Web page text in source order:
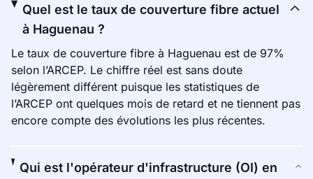
Quel est le taux de couverture fibre actuel
à Haguenau ?
Le taux de couverture fibre à Haguenau est de 97%
selon l’ARCEP. Le chiffre réel est sans doute
légèrement différent puisque les statistiques de
l’ARCEP ont quelques mois de retard et ne tiennent pas
encore compte des évolutions les plus récentes.
Qui est l'opérateur d'infrastructure (OI) en